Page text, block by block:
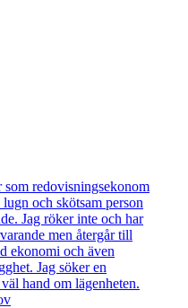
som redovisningsekonom
och skötsam person
Jag röker inte och har
men återgår till
ekonomi och även
Jag söker en
hand om lägenheten.